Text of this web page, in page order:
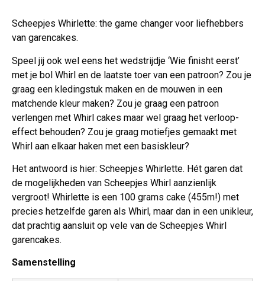
Scheepjes Whirlette: the game changer voor liefhebbers
van garencakes.
Speel jij ook wel eens het wedstrijdje ‘Wie finisht eerst’
met je bol Whirl en de laatste toer van een patroon? Zou je
graag een kledingstuk maken en de mouwen in een
matchende kleur maken? Zou je graag een patroon
verlengen met Whirl cakes maar wel graag het verloop-
effect behouden? Zou je graag motiefjes gemaakt met
Whirl aan elkaar haken met een basiskleur?
Het antwoord is hier: Scheepjes Whirlette. Hét garen dat
de mogelijkheden van Scheepjes Whirl aanzienlijk
vergroot! Whirlette is een 100 grams cake (455m!) met
precies hetzelfde garen als Whirl, maar dan in een unikleur,
dat prachtig aansluit op vele van de Scheepjes Whirl
garencakes.
Samenstelling